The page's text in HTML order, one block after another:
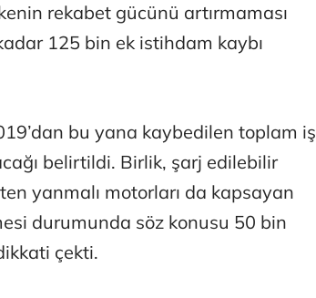
rekabet gücünü artırmaması
125 bin ek istihdam kaybı
bu yana kaybedilen toplam iş
belirtildi. Birlik, şarj edilebilir
yanmalı motorları da kapsayan
durumunda söz konusu 50 bin
çekti.